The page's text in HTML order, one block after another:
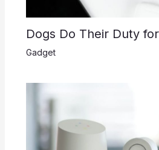
Dogs Do Their Duty
Gadget